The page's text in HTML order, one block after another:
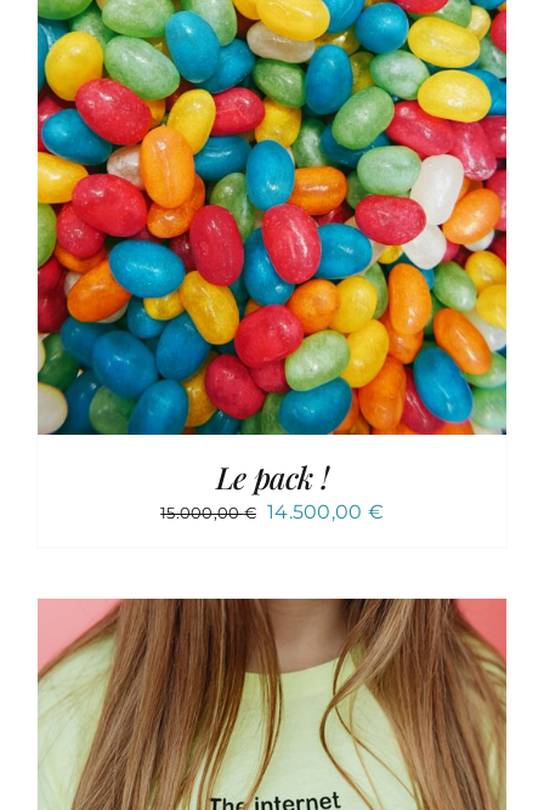
Le pack !
15.000,00€ Le
était :
15.000,00 €.
14.500,00 €Le
est :
14.500,00 €.